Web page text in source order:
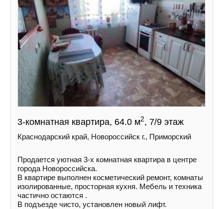
3-комнатная квартира, 64.0 м2, 7/9 этаж
Краснодарский край, Новороссийск г., Приморский
Пpoдается уютная 3-х комнатная квартира в центре
города Новороссийска.
В квартире выполнен косметический ремонт, комнаты
изолированные, просторная кухня. Мебель и техника
частично остаются .
В подъезде чисто, установлен новый лифт.